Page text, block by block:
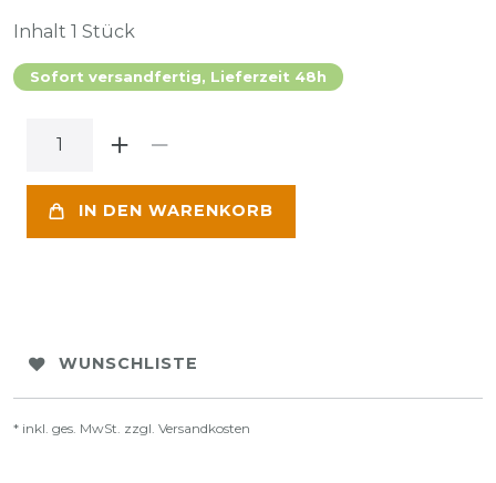
Inhalt 1 Stück
Sofort versandfertig, Lieferzeit 48h
IN DEN WARENKORB
WUNSCHLISTE
* inkl. ges. MwSt. zzgl. Versandkosten